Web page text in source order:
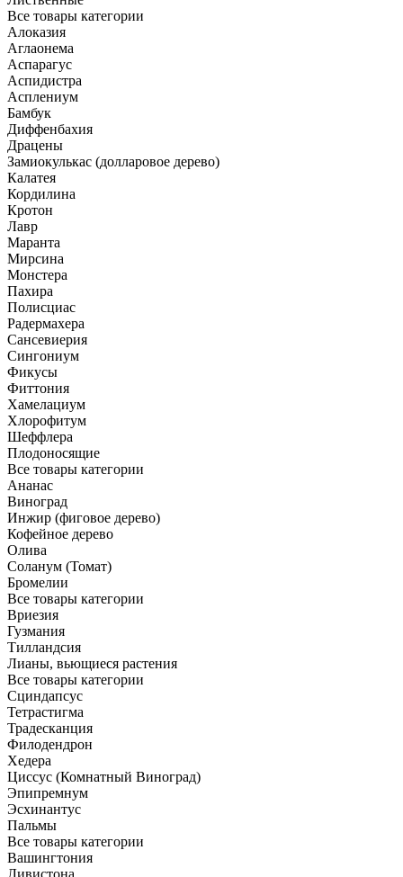
Все товары категории
Алоказия
Аглаонема
Аспарагус
Аспидистра
Асплениум
Бамбук
Диффенбахия
Драцены
Замиокулькас (долларовое дерево)
Калатея
Кордилина
Кротон
Лавр
Маранта
Мирсина
Монстера
Пахира
Полисциас
Радермахера
Сансевиерия
Сингониум
Фикусы
Фиттония
Хамелациум
Хлорофитум
Шеффлера
Плодоносящие
Все товары категории
Ананас
Виноград
Инжир (фиговое дерево)
Кофейное дерево
Олива
Соланум (Томат)
Бромелии
Все товары категории
Вриезия
Гузмания
Тилландсия
Лианы, вьющиеся растения
Все товары категории
Сциндапсус
Тетрастигма
Традесканция
Филодендрон
Хедера
Циссус (Комнатный Виноград)
Эпипремнум
Эсхинантус
Пальмы
Все товары категории
Вашингтония